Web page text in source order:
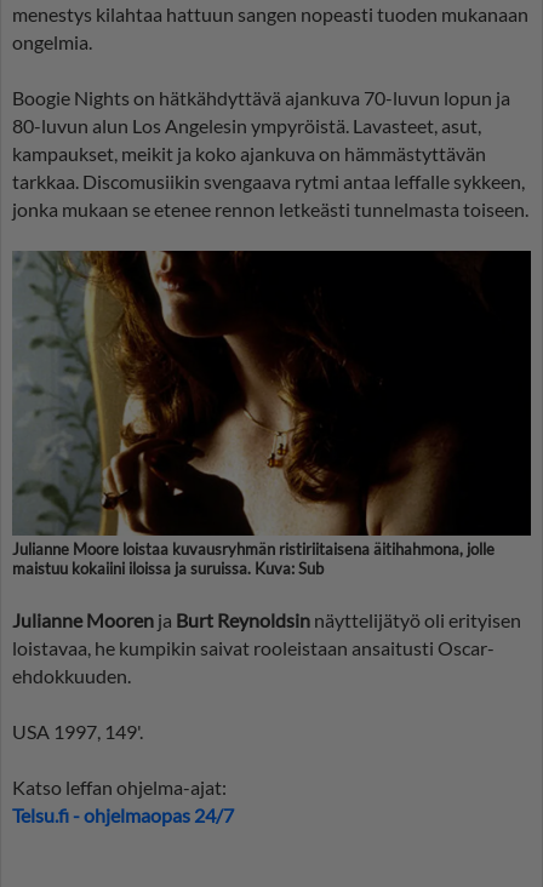
menestys kilahtaa hattuun sangen nopeasti tuoden mukanaan
ongelmia.
Boogie Nights on hätkähdyttävä ajankuva 70-luvun lopun ja
80-luvun alun Los Angelesin ympyröistä. Lavasteet, asut,
kampaukset, meikit ja koko ajankuva on hämmästyttävän
tarkkaa. Discomusiikin svengaava rytmi antaa leffalle sykkeen,
jonka mukaan se etenee rennon letkeästi tunnelmasta toiseen.
Julianne Moore loistaa kuvausryhmän ristiriitaisena äitihahmona, jolle
maistuu kokaiini iloissa ja suruissa. Kuva: Sub
Julianne Mooren ja Burt Reynoldsin näyttelijätyö oli erityisen
loistavaa, he kumpikin saivat rooleistaan ansaitusti Oscar-
ehdokkuuden.
USA 1997, 149'.
Katso leffan ohjelma-ajat:
Telsu.fi - ohjelmaopas 24/7